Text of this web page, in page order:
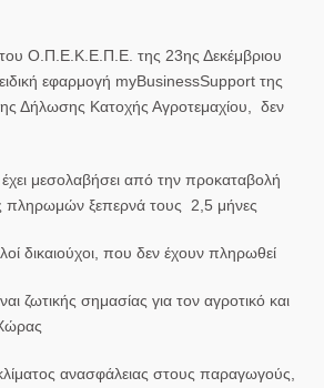
Ο.Π.Ε.Κ.Ε.Π.Ε. της 23ης Δεκέμβριου
εφαρμογή myBusinessSupport της
Δήλωσης Κατοχής Αγροτεμαχίου, δεν
μεσολαβήσει από την προκαταβολή
πληρωμών ξεπερνά τους 2,5 μήνες
δικαιούχοι, που δεν έχουν πληρωθεί
ζωτικής σημασίας για τον αγροτικό και
ανασφάλειας στους παραγωγούς,